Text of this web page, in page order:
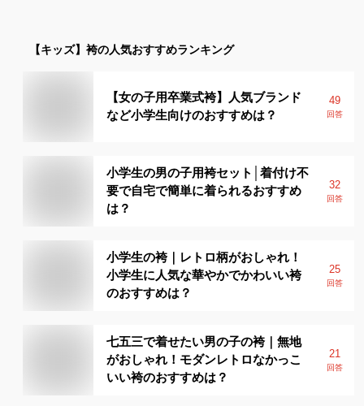
【キッズ】 袴の人気おすすめランキング
【女の子用卒業式袴】人気ブランド
など小学生向けのおすすめは？
49
回答
小学生の男の子用袴セット│着付け不
要で自宅で簡単に着られるおすすめ
は？
32
回答
小学生の袴｜レトロ柄がおしゃれ！
小学生に人気な華やかでかわいい袴
のおすすめは？
25
回答
七五三で着せたい男の子の袴｜無地
がおしゃれ！モダンレトロなかっこ
いい袴のおすすめは？
21
回答